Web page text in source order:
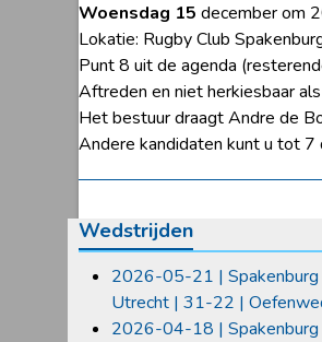
Woensdag 15 december om
Lokatie: Rugby Club
Punt 8 uit de agenda
Aftreden en niet herkiesbaar
Het bestuur draagt Andre de
Andere kandidaten kunt u tot
Wedstrijden
2026-05-21 | Spakenburg
Utrecht | 31-22 |
2026-04-18 | Spakenburg